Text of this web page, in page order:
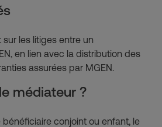
les litiges entre un
en lien avec la distribution des
assurées par MGEN.
médiateur ?
bénéficiaire conjoint ou enfant, le